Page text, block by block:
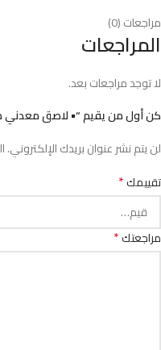
مراجعات (0)
المراجعات
لا توجد مراجعات بعد.
كن أول من يقيم “• لاصق معدني
لن يتم نشر عنوان بريدك الإلكتروني.
تقييمك*
مراجعتك*